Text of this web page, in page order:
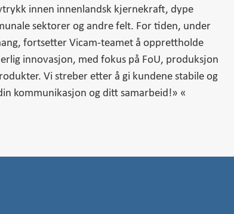
innen innenlandsk kjernekraft, dype
sektorer og andre felt. For tiden, under
fortsetter Vicam-teamet å opprettholde
innovasjon, med fokus på FoU, produksjon
Vi streber etter å gi kundene stabile og
kommunikasjon og ditt samarbeid!» «